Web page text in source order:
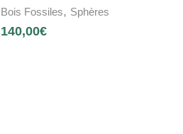
Bois Fossiles, Sphères
140,00€